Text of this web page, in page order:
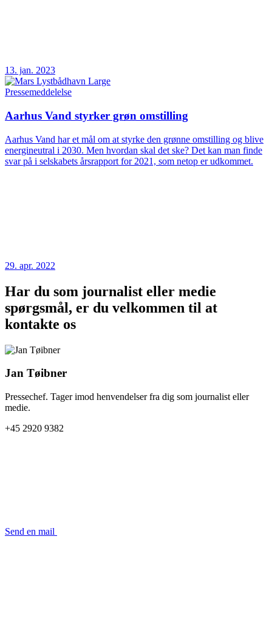
13. jan. 2023
Pressemeddelelse
Aarhus Vand styrker grøn omstilling
Aarhus Vand har et mål om at styrke den grønne omstilling og blive
energineutral i 2030. Men hvordan skal det ske? Det kan man finde
svar på i selskabets årsrapport for 2021, som netop er udkommet.
29. apr. 2022
Har du som journalist eller medie
spørgsmål, er du velkommen til at
kontakte os
Jan Tøibner
Pressechef. Tager imod henvendelser fra dig som journalist eller
medie.
+45 2920 9382
Send en mail